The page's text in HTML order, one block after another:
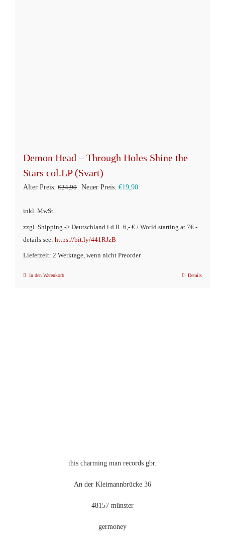
Demon Head – Through Holes Shine the
Stars col.LP (Svart)
Alter Preis: €24,90 Ursprünglicher
€24,90
Neuer Preis: €19,90Aktueller
€19,90.
inkl. MwSt.
zzgl. Shipping -> Deutschland i.d.R. 6,- € / World starting at 7€ -
details see: https://bit.ly/441RJzB
Lieferzeit: 2 Werktage, wenn nicht Preorder
In den Warenkorb Details
this charming man records gbr.
An der Kleimannbrücke 36
48157 münster
germoney